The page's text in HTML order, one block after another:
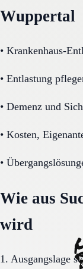
Wuppertal
• Krankenhaus-
• Entlastung
• Demenz und
• Kosten,
•
Wie aus
wird
1. Ausgangslage